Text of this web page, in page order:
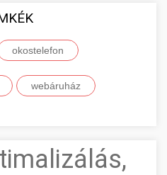
okostelefon
webáruház